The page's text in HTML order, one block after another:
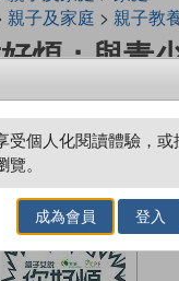
親子及家庭 > 親子教
煩：與青
家長教育
受個人化閱讀體驗，或
。
成為會員 登入